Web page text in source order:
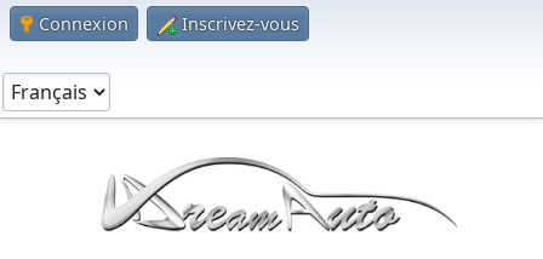
Connexion Inscrivez-vous